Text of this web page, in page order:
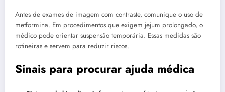
Antes de exames de imagem com contraste, comunique o uso de
metformina. Em procedimentos que exigem jejum prolongado, o
médico pode orientar suspensão temporária. Essas medidas são
rotineiras e servem para reduzir riscos.
Sinais para procurar ajuda médica